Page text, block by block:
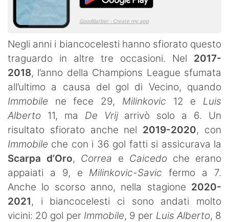
Negli anni i biancocelesti hanno sfiorato questo
traguardo in altre tre occasioni. Nel 2017-
2018, l’anno della Champions League sfumata
all’ultimo a causa del gol di Vecino, quando
Immobile ne fece 29, Milinkovic 12 e Luis
Alberto 11, ma De Vrijarrivò solo a 6. Un
risultato sfiorato anche nel 2019-2020, con
Immobile che con i 36 gol fatti si assicurava la
Scarpa d’Oro, Correa e Caicedoche erano
appaiati a 9, e Milinkovic-Savic fermo a 7.
Anche lo scorso anno, nella stagione 2020-
2021, i biancocelesti ci sono andati molto
vicini: 20 gol per Immobile, 9 per Luis Alberto, 8